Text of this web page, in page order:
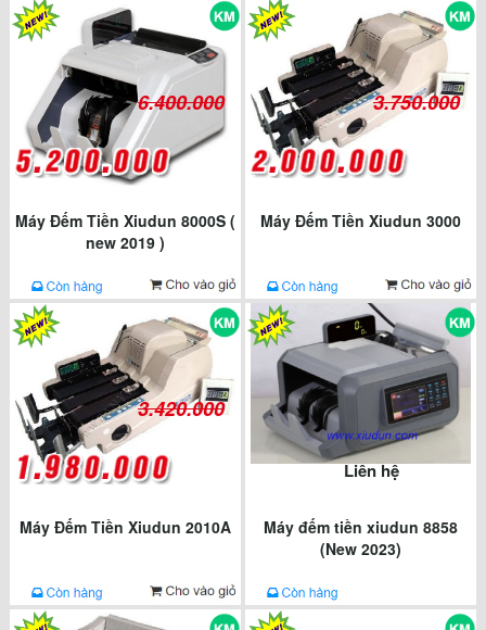
6.400.000
Máy Đếm Tiền Xiudun 8000S (
new 2019 )
3.750.000
Máy Đếm Tiền Xiudun 3000
3.420.000
Máy Đếm Tiền Xiudun 2010A
Liên hệ
Máy đếm tiền xiudun 8858
(New 2023)